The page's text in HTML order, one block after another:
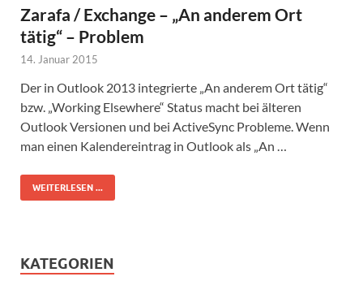
Zarafa / Exchange – „An anderem Ort
tätig“ – Problem
14. Januar 2015
Der in Outlook 2013 integrierte „An anderem Ort tätig“
bzw. „Working Elsewhere“ Status macht bei älteren
Outlook Versionen und bei ActiveSync Probleme. Wenn
man einen Kalendereintrag in Outlook als „An …
WEITERLESEN ...
KATEGORIEN